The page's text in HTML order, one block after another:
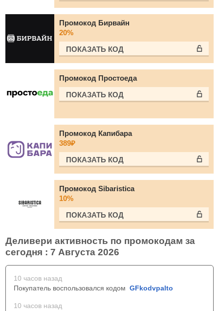
Промокод Бирвайн
20%
ПОКАЗАТЬ КОД
Промокод Простоеда
ПОКАЗАТЬ КОД
Промокод Капибара
389₽
ПОКАЗАТЬ КОД
Промокод Sibaristica
10%
ПОКАЗАТЬ КОД
Деливери активность по промокодам за
сегодня : 7 Августа 2026
10 часов назад
Покупатель воспользовался кодом GFkodvpalto
10 часов назад